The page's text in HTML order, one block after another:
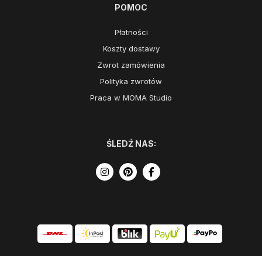
POMOC
Płatności
Koszty dostawy
Zwrot zamówienia
Polityka zwrotów
Praca w MOMA Studio
ŚLEDŹ NAS: